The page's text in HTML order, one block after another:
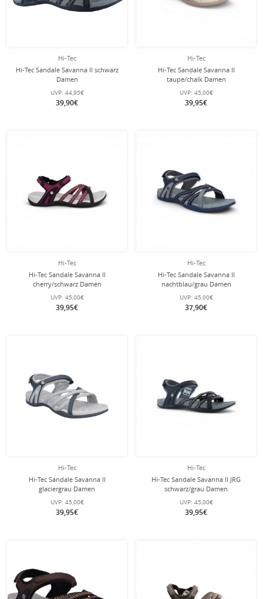
Hi-Tec
Hi-Tec Sandale Savanna II schwarz
Damen
UVP: 44,95€
39,90€
Hi-Tec
Hi-Tec Sandale Savanna II
taupe/chalk Damen
UVP: 45,00€
39,95€
Hi-Tec
Hi-Tec Sandale Savanna II
cherry/schwarz Damen
UVP: 45,00€
39,95€
Hi-Tec
Hi-Tec Sandale Savanna II
nachtblau/grau Damen
UVP: 45,00€
37,90€
Hi-Tec
Hi-Tec Sandale Savanna II
glaciergrau Damen
UVP: 45,00€
39,95€
Hi-Tec
Hi-Tec Sandale Savanna II JRG
schwarz/grau Damen
UVP: 45,00€
39,95€